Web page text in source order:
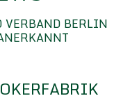
BERLIN